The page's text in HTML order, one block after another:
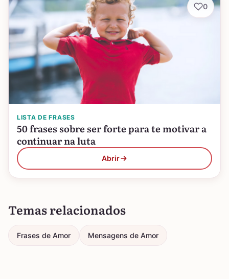
LISTA DE FRASES
50 frases sobre ser forte para te motivar a
continuar na luta
Abrir
0
Temas relacionados
Frases de Amor Mensagens de Amor